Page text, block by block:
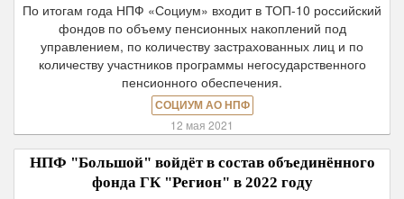
По итогам года НПФ «Социум» входит в ТОП-10 российский
фондов по объему пенсионных накоплений под
управлением, по количеству застрахованных лиц и по
количеству участников программы негосударственного
пенсионного обеспечения.
СОЦИУМ АО НПФ
12 мая 2021
НПФ "Большой" войдёт в состав объединённого
фонда ГК "Регион" в 2022 году